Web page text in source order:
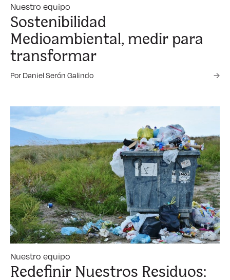
Nuestro equipo
Sostenibilidad
Medioambiental, medir para
transformar
Por Daniel Serón Galindo →
Nuestro equipo
Redefinir Nuestros Residuos: